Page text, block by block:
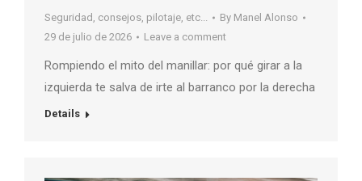
Seguridad, consejos, pilotaje, etc... By Manel Alonso
29 de julio de 2026
Leave a comment
Rompiendo el mito del manillar: por qué girar a la
izquierda te salva de irte al barranco por la derecha
Details